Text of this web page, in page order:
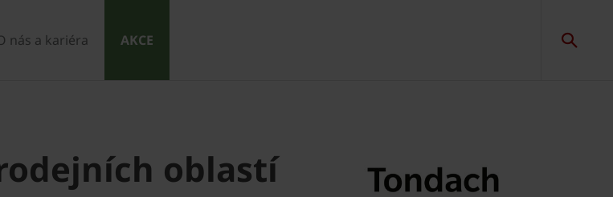
nás a kariéra AKCE
oblastí